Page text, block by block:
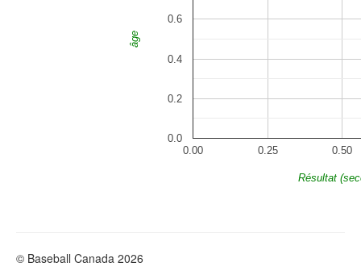
0.00 0.25 0.50
0.0
0.2
0.4
0.6
Résultat
âge
© Baseball Canada 2026